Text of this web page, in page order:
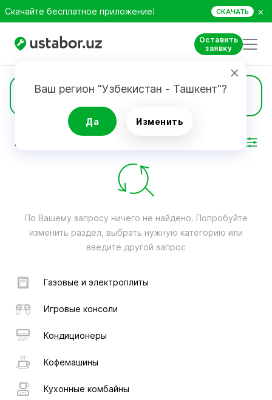
Скачайте бесплатное приложение! СКАЧАТЬ ×
Оставить
заявку
Ваш регион "Узбекистан - Ташкент"?
Да Изменить
Игровые консоли
РЕЗУЛЬТАТ
По Вашему запросу ничего не найдено. Попробуйте
изменить раздел, выбрать нужную категорию или
введите другой запрос
Газовые и электроплиты
Игровые консоли
Кондиционеры
Кофемашины
Кухонные комбайны